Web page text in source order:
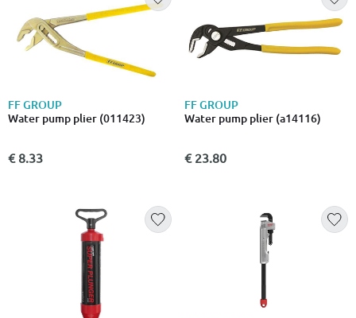
FF GROUP
Water pump plier (011423)
€ 8.33
FF GROUP
Water pump plier (a14116)
€ 23.80